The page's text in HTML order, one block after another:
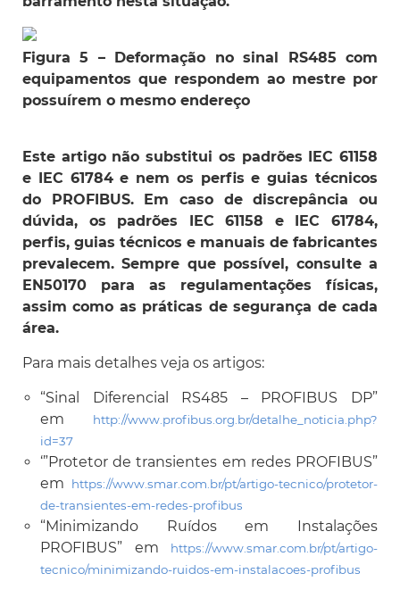
Figura 5 – Deformação no sinal RS485 com
equipamentos que respondem ao mestre por
possuírem o mesmo endereço
Este artigo não substitui os padrões IEC 61158
e IEC 61784 e nem os perfis e guias técnicos
do PROFIBUS. Em caso de discrepância ou
dúvida, os padrões IEC 61158 e IEC 61784,
perfis, guias técnicos e manuais de fabricantes
prevalecem. Sempre que possível, consulte a
EN50170 para as regulamentações físicas,
assim como as práticas de segurança de cada
área.
Para mais detalhes veja os artigos:
“Sinal Diferencial RS485 – PROFIBUS DP”
em
http://www.profibus.org.br/detalhe_noticia.php?
id=37
‘”Protetor de transientes em redes PROFIBUS”
em
https://www.smar.com.br/pt/artigo-tecnico/protetor-
de-transientes-em-redes-profibus
“Minimizando Ruídos em Instalações
PROFIBUS” em
https://www.smar.com.br/pt/artigo-
tecnico/minimizando-ruidos-em-instalacoes-profibus